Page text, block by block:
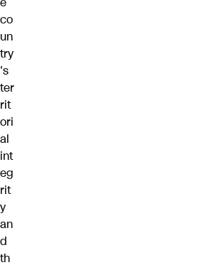
co
un
try
's
ter
rit
ori
al
int
eg
rit
y
an
d
th